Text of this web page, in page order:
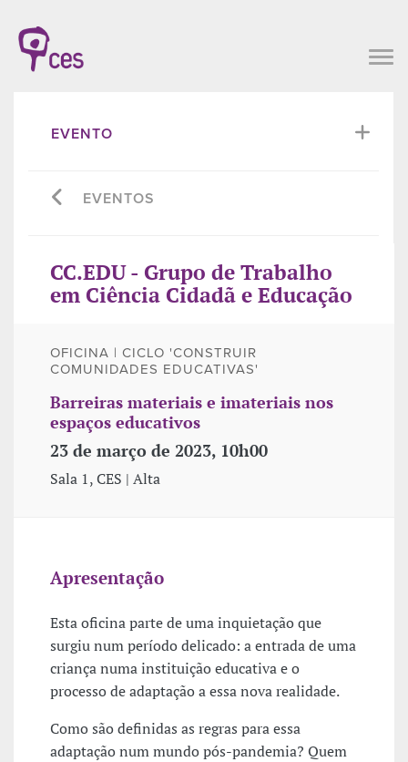
EVENTO
EVENTOS
CC.EDU - Grupo de Trabalho
em Ciência Cidadã e Educação
OFICINA | CICLO 'CONSTRUIR
COMUNIDADES EDUCATIVAS'
Barreiras materiais e imateriais nos
espaços educativos
23 de março de 2023, 10h00
Sala 1, CES | Alta
Apresentação
Esta oficina parte de uma inquietação que
surgiu num período delicado: a entrada de uma
criança numa instituição educativa e o
processo de adaptação a essa nova realidade.
Como são definidas as regras para essa
adaptação num mundo pós-pandemia? Quem